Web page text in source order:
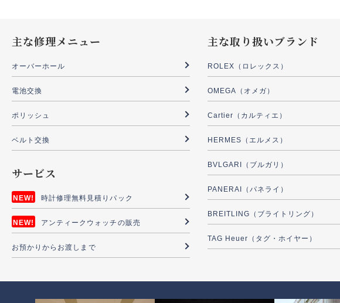
主な修理メニュー
オーバーホール
電池交換
ポリッシュ
ベルト交換
サービス
時計修理無料見積りパック
アンティークウォッチの販売
お預かりからお渡しまで
主な取り扱いブランド
ROLEX（ロレックス）
OMEGA（オメガ）
Cartier（カルティエ）
HERMES（エルメス）
BVLGARI（ブルガリ）
PANERAI（パネライ）
BREITLING（ブライトリング）
TAG Heuer（タグ・ホイヤー）